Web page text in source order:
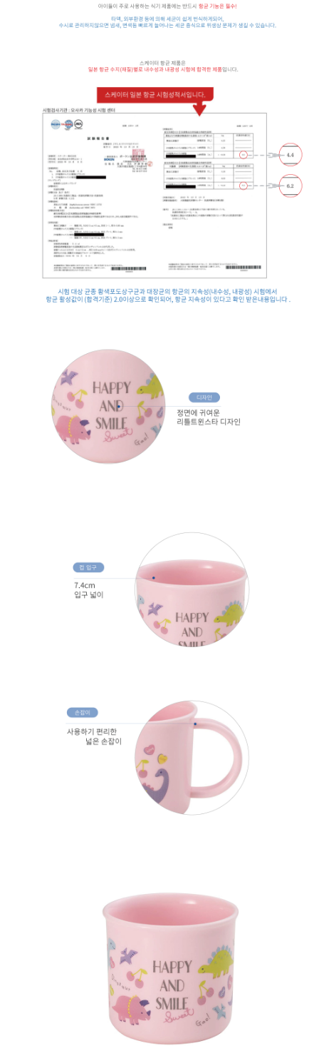
프 하세요!